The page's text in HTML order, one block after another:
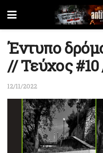
Έντυπο
// Τεύχος #10
12/11/2022